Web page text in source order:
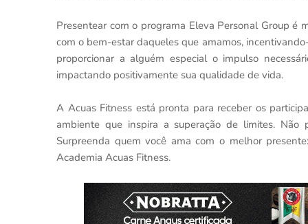
Presentear com o programa Eleva Personal Group é
com o bem-estar daqueles que amamos,
proporcionar a alguém especial o impulso
impactando positivamente sua qualidade de vida.
A Acuas Fitness está pronta para receber os
ambiente que inspira a superação de limites.
Surpreenda quem você ama com o melhor
Academia Acuas Fitness.